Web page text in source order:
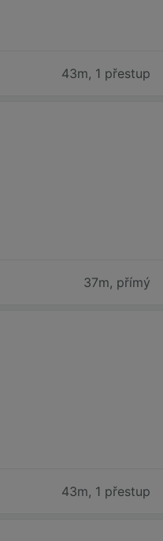
43m, 1 přestup
37m, přímý
43m, 1 přestup